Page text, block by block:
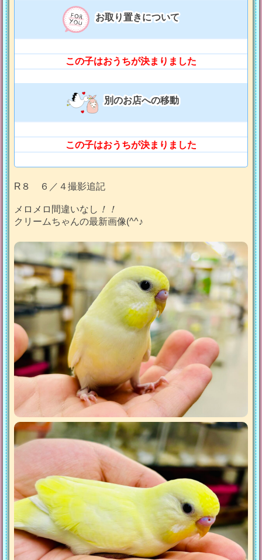
お取り置きについて
この子はおうちが決まりました
別のお店への移動
この子はおうちが決まりました
R８ ６／４撮影追記
メロメロ間違いなし ！！
クリームちゃんの最新画像(^^♪